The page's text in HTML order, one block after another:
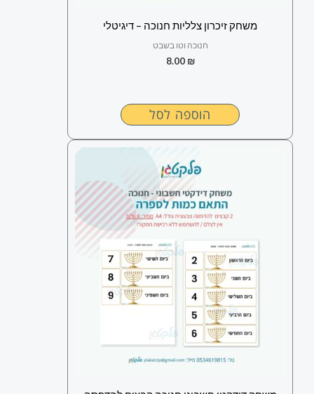
משחק זיכרון צלליות חנוכה – דיגיטלי
חנוכה וטו בשבט
8.00 ₪
הוספה לסל